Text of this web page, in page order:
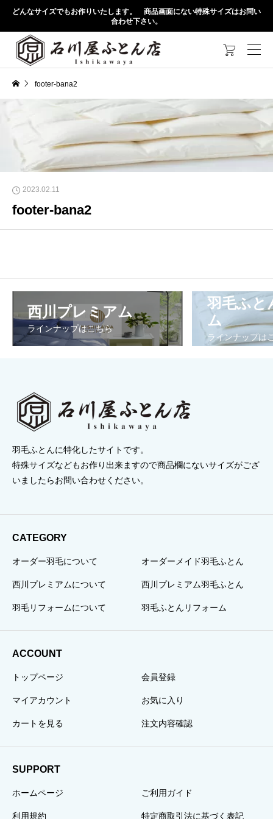
どんなサイズでもお作りいたします。 商品画面にない特殊サイズはお問い
合わせ下さい。

footer-bana2
2023.02.11
footer-bana2
西川プレミアム
ラインナップはこちら
羽毛ふと
ム
ラインナップは
羽毛ふとんに特化したサイトです。
特殊サイズなどもお作り出来ますので商品欄にないサイズがござ
いましたらお問い合わせください。
CATEGORY
オーダー羽毛について オーダーメイド羽毛ふとん
西川プレミアムについて 西川プレミアム羽毛ふとん
羽毛リフォームについて 羽毛ふとんリフォーム
ACCOUNT
トップページ 会員登録
マイアカウント お気に入り
カートを見る 注文内容確認
SUPPORT
ホームページ ご利用ガイド
利用規約 特定商取引法に基づく表記